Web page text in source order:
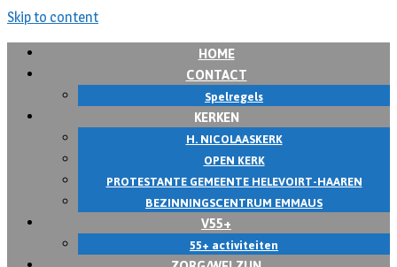
Skip to content
HOME
CONTACT
Spelregels
KERKEN
H. NICOLAASKERK
OPEN KERK
PROTESTANTE GEMEENTE HELEVOIRT-HAAREN
BEZINNINGSCENTRUM EMMAUS
V55+
55+ activiteiten